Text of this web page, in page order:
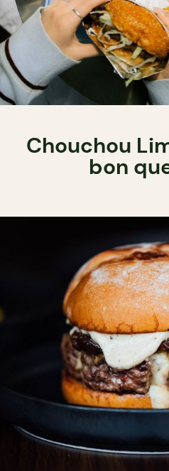
Chouchou
bon